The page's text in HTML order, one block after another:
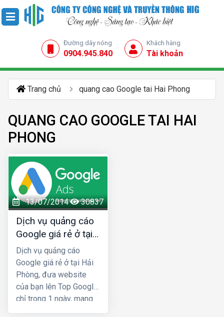
Đường dây nóng
0904.945.840
Khách hàng
Tài khoản
Trang chủ quang cao Google tai Hai Phong
QUANG CAO GOOGLE TAI HAI
PHONG
13/07/2014 30837
Dịch vụ quảng cáo
Google giá rẻ ở tại
Hải Phòng
Dịch vụ quảng cáo
Google giá rẻ ở tại Hải
Phòng, đưa website
của bạn lên Top Google
chỉ trong 1 ngày, mang